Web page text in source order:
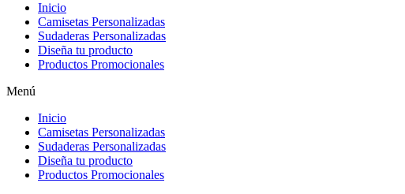
Inicio
Camisetas Personalizadas
Sudaderas Personalizadas
Diseña tu producto
Productos Promocionales
Menú
Inicio
Camisetas Personalizadas
Sudaderas Personalizadas
Diseña tu producto
Productos Promocionales